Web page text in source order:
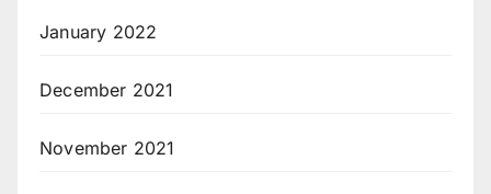
January 2022
December 2021
November 2021